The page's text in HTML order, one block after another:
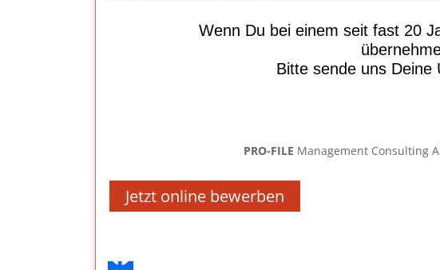
Wenn Du bei einem seit fast 20
Bitte sende uns Deine
PRO-FILE Management Consulting
Jetzt online bewerben